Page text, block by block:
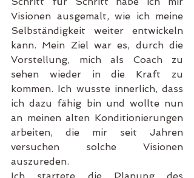
Visionen ausgemalt, wie ich meine
Selbständigkeit weiter entwickeln
kann. Mein Ziel war es, durch die
Vorstellung, mich als Coach zu
sehen wieder in die Kraft zu
kommen. Ich wusste innerlich, dass
ich dazu fähig bin und wollte nun
an meinen alten Konditionierungen
arbeiten, die mir seit Jahren
versuchen solche Visionen
auszureden.